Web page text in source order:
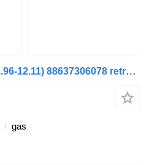
MAN LIONS CITY A23 (01.96-12.11) 88637306078 retrovisor exterior para MAN Lion's bus (1991-) autobús
gas